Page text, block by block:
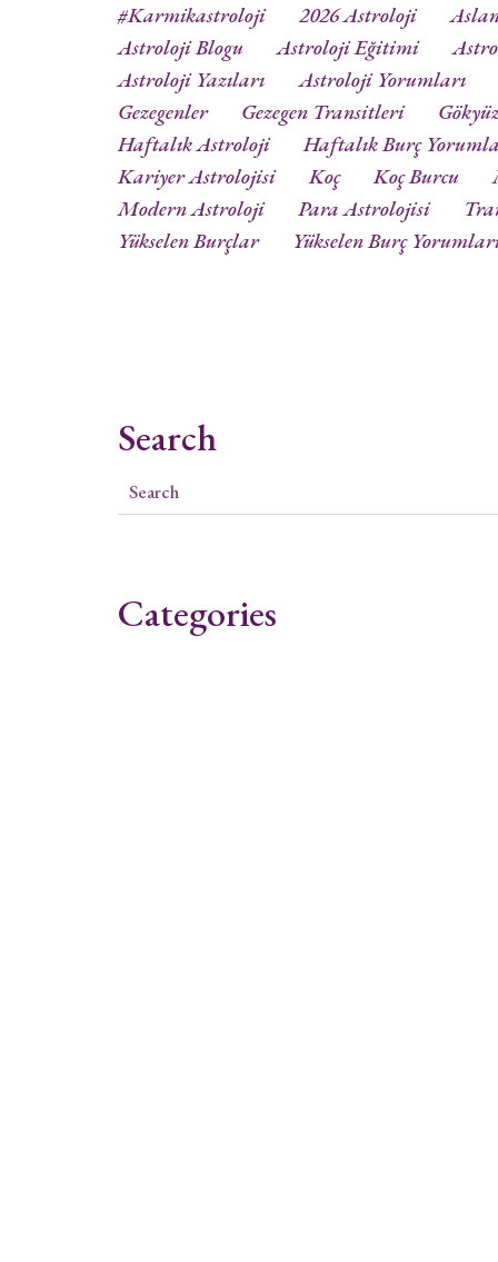
#karmikastroloji
2026 Astroloji
Astroloji Blogu
Astroloji Eğitimi
Astroloji Yazıları
Astroloji Yorumları
Gezegenler
Gezegen Transitleri
Haftalık Astroloji
Haftalık Burç
Kariyer Astrolojisi
Koç Koç Burcu
Modern Astroloji
Para Astrolojisi
Yükselen Burçlar
Yükselen Burç
Search
Categories